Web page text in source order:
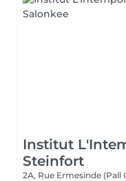
Institut
Steinfort
2A, Rue Ermesinde (Pall